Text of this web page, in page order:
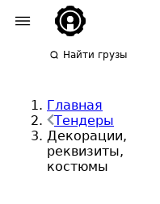
Найти грузы
Главная
Тендеры
Декорации,
реквизиты,
костюмы